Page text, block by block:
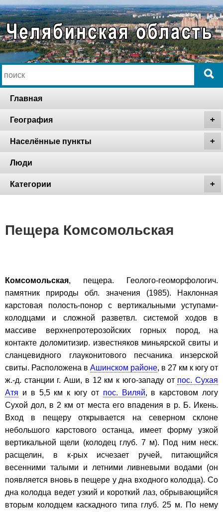
Главная
География
Населённые пункты
Люди
Категории
Пещера Комсомольская
Комсомольская, пещера. Геолого-геоморфологич.
памятник природы обл. значения (1985). Наклонная
карстовая полость-понор с вертикальными уступами-
колодцами и сложной разветвл. системой ходов в
массиве верхнепротерозойских горных пород, на
контакте доломитизир. известняков миньярской свиты и
сланцевидного глауконитового песчаника инзерской
свиты. Расположена в Ашинском районе, в 27 км к югу от
ж.-д. станции г. Аши, в 12 км к юго-западу от пос. Сухая
Атя и в 5,5 км к югу от пос. Виляй, в карстовом логу
Сухой дол, в 2 км от места его впадения в р. Б. Икень.
Вход в пещеру открывается на северном склоне
небольшого карстового останца, имеет форму узкой
вертикальной щели (колодец глуб. 7 м). Под ним неск.
расщелин, в к-рых исчезает ручей, питающийся
весенними талыми и летними ливневыми водами (он
появляется вновь в пещере у дна входного колодца). Со
дна колодца ведет узкий и короткий лаз, обрывающийся
вторым колодцем каскадного типа глуб. 25 м. По нему